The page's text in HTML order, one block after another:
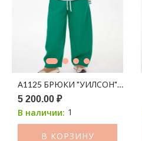
А1125 БРЮКИ "УИЛСОН"
5 200.00 ₽
В наличии: 1
В КОРЗИНУ